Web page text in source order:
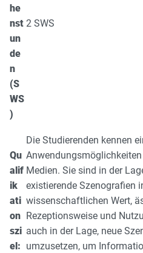
he
nst
un
de
n
(S
WS
)
2 SWS
Qu
alif
ik
ati
on
szi
el:
Die Studierenden kennen
Medien. Sie sind in der
existierende Szenografien
wissenschaftlichen Wert,
Rezeptionsweise und
auch in der Lage, neue
umzusetzen, um